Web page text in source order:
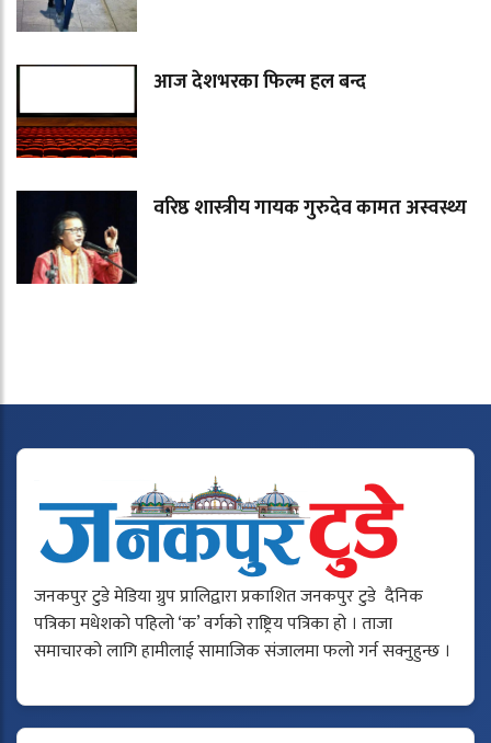
आज देशभरका फिल्म हल बन्द
वरिष्ठ शास्त्रीय गायक गुरुदेव कामत अस्वस्थ्य
जनकपुर टुडे मेडिया ग्रुप प्रालिद्वारा प्रकाशित जनकपुर टुडे दैनिक
पत्रिका मधेशको पहिलो ‘क’ वर्गको राष्ट्रिय पत्रिका हो । ताजा
समाचारको लागि हामीलाई सामाजिक संजालमा फलो गर्न सक्नुहुन्छ ।